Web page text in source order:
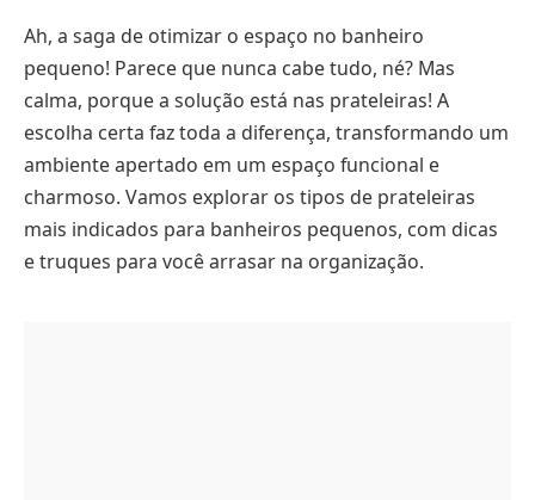
Ah, a saga de otimizar o espaço no banheiro
pequeno! Parece que nunca cabe tudo, né? Mas
calma, porque a solução está nas prateleiras! A
escolha certa faz toda a diferença, transformando um
ambiente apertado em um espaço funcional e
charmoso. Vamos explorar os tipos de prateleiras
mais indicados para banheiros pequenos, com dicas
e truques para você arrasar na organização.